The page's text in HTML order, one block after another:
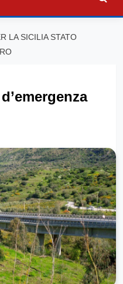
LA SICILIA STATO